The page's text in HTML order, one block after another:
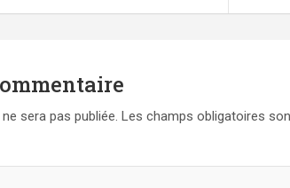
sera pas publiée. Les champs obligatoires